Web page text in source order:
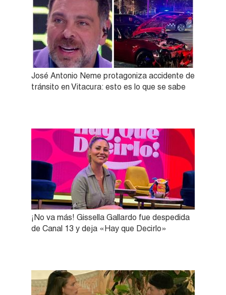
José Antonio Neme protagoniza accidente de
tránsito en Vitacura: esto es lo que se sabe
¡No va más! Gissella Gallardo fue despedida
de Canal 13 y deja «Hay que Decirlo»